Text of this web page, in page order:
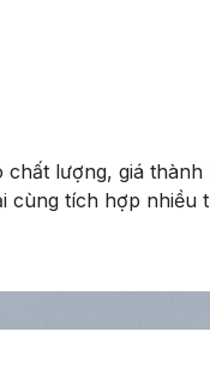
chất lượng, giá thành
cùng tích hợp nhiều